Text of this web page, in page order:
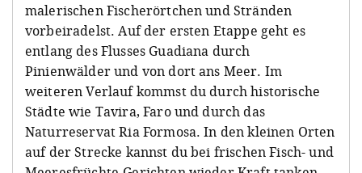
malerischen Fischerörtchen und Stränden
vorbeiradelst. Auf der ersten Etappe geht es
entlang des Flusses Guadiana durch
Pinienwälder und von dort ans Meer. Im
weiteren Verlauf kommst du durch historische
Städte wie Tavira, Faro und durch das
Naturreservat Ria Formosa. In den kleinen Orten
auf der Strecke kannst du bei frischen Fisch- und